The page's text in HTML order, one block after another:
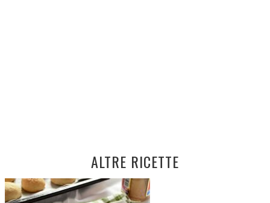
ALTRE RICETTE